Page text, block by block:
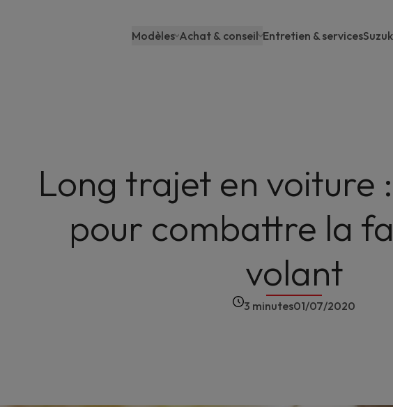
Main
Modèles Achat & conseil Entretien & services
Long trajet en voiture
pour combattre la
volant
3 minutes01/07/2020